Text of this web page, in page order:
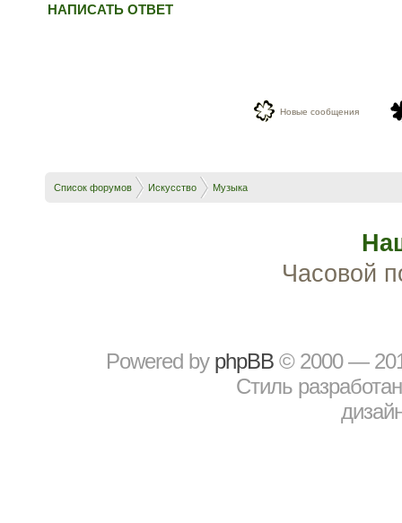
НАПИСАТЬ ОТВЕТ
Новые сообщения
Список форумов Искусство Музыка
Часовой
Powered by рhрBВ © 2000 —
Стиль